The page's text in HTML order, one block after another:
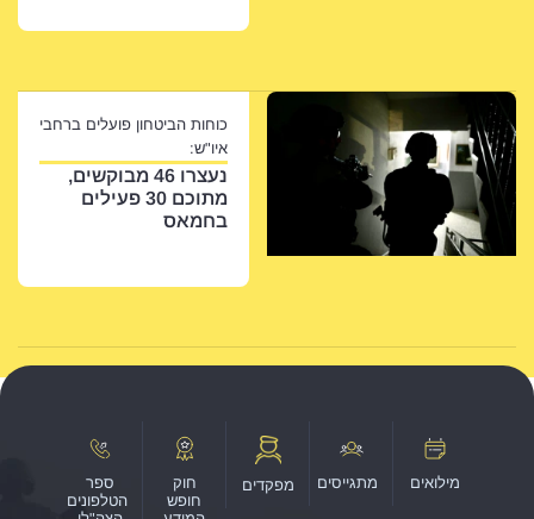
כוחות הביטחון פועלים ברחבי
איו"ש:
נעצרו 46 מבוקשים,
מתוכם 30 פעילים
בחמאס
מילואים מתגייסים מפקדים
חוק
חופש
ספר
הטלפונים